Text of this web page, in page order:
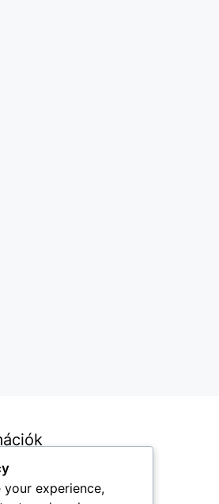
feltételekexperience,